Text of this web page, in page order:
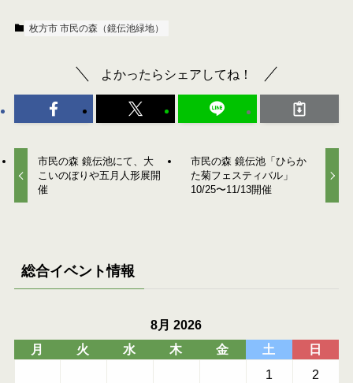
枚方市 市民の森（鏡伝池緑地）
よかったらシェアしてね！
市民の森 鏡伝池にて、大
こいのぼりや五月人形展開
催
市民の森 鏡伝池「ひらか
た菊フェスティバル」
10/25〜11/13開催
総合イベント情報
8月 2026
月
火 水 木 金 土
日
1
2